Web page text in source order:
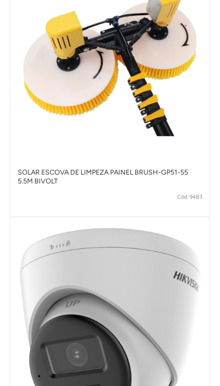
SOLAR ESCOVA DE LIMPEZA PAINEL BRUSH-GP51-55
5.5M BIVOLT
Cód. 9483